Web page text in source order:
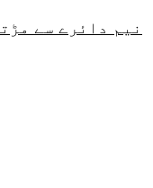
نیم دائرے سے